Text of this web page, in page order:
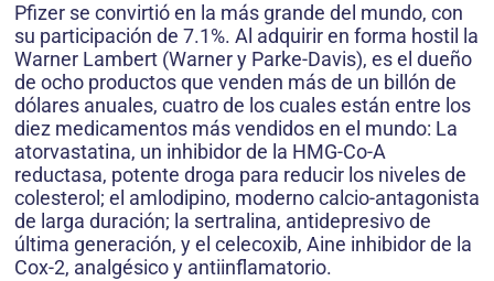
Pfizer se convirtió en la más grande del mundo, con
su participación de 7.1%. Al adquirir en forma hostil la
Warner Lambert (Warner y Parke-Davis), es el dueño
de ocho productos que venden más de un billón de
dólares anuales, cuatro de los cuales están entre los
diez medicamentos más vendidos en el mundo: La
atorvastatina, un inhibidor de la HMG-Co-A
reductasa, potente droga para reducir los niveles de
colesterol; el amlodipino, moderno calcio-antagonista
de larga duración; la sertralina, antidepresivo de
última generación, y el celecoxib, Aine inhibidor de la
Cox-2, analgésico y antiinflamatorio.